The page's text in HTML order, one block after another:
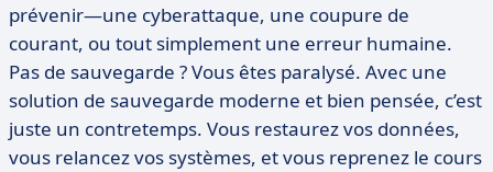
prévenir—une cyberattaque, une coupure de
courant, ou tout simplement une erreur humaine.
Pas de sauvegarde ? Vous êtes paralysé. Avec une
solution de sauvegarde moderne et bien pensée, c’est
juste un contretemps. Vous restaurez vos données,
vous relancez vos systèmes, et vous reprenez le cours